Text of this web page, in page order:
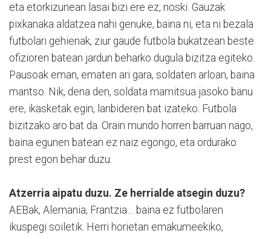
eta etorkizunean lasai bizi ere ez, noski. Gauzak
pixkanaka aldatzea nahi genuke, baina ni, eta ni bezala
futbolari gehienak, ziur gaude futbola bukatzean beste
ofizioren batean jardun beharko dugula bizitza egiteko.
Pausoak eman, ematen ari gara, soldaten arloan, baina
mantso. Nik, dena den, soldata mamitsua jasoko banu
ere, ikasketak egin, lanbideren bat izateko. Futbola
bizitzako aro bat da. Orain mundo horren barruan nago,
baina egunen batean ez naiz egongo, eta ordurako
prest egon behar duzu.
Atzerria aipatu duzu. Ze herrialde atsegin duzu?
AEBak, Alemania, Frantzia… baina ez futbolaren
ikuspegi soiletik. Herri horietan emakumeekiko,